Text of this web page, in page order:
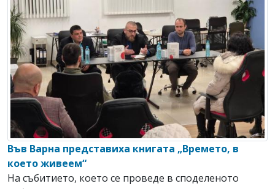
Във Варна представиха книгата „Времето, в
което живеем“
На събитието, което се проведе в споделеното